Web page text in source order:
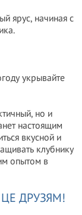
ярус, начиная с
укрывайте
но и
настоящим
вкусной и
клубнику
опытом в
ДРУЗЯМ!